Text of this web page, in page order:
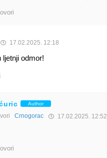
17.02.2025. 12:18
ljetnji odmor!
Author
Crnogorac 17.02.2025. 12:52